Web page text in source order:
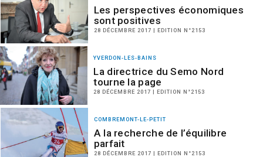
Les perspectives économiques
sont positives
28 DÉCEMBRE 2017 | EDITION N°2153
YVERDON-LES-BAINS
La directrice du Semo Nord
tourne la page
28 DÉCEMBRE 2017 | EDITION N°2153
COMBREMONT-LE-PETIT
A la recherche de l’équilibre
parfait
28 DÉCEMBRE 2017 | EDITION N°2153